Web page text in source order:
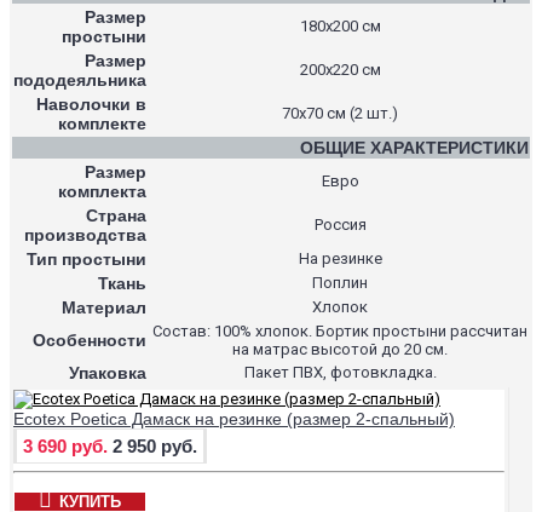
Размер
простыни
180х200 см
Размер
пододеяльника
200х220 см
Наволочки в
комплекте
70х70 см (2 шт.)
ОБЩИЕ ХАРАКТЕРИСТИКИ
Размер
комплекта
Евро
Страна
производства
Россия
Тип простыни На резинке
Ткань Поплин
Материал Хлопок
Особенности Состав: 100% хлопок. Бортик простыни рассчитан
на матрас высотой до 20 см.
Упаковка Пакет ПВХ, фотовкладка.
Ecotex Poetica Дамаск на резинке (размер 2-спальный)
3 690 руб. 2 950 руб.
КУПИТЬ